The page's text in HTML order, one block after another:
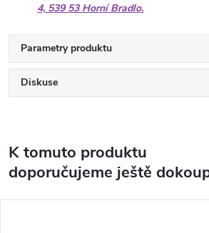
4, 539 53 Horní Bradlo.
Parametry produktu
Diskuse
K tomuto produktu
doporučujeme ještě